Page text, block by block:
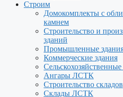
Строим
Домокомплекты с
камнем
Строительство и
зданий
Промышленные
Коммерческие здания
Сельскохозяйственные
Ангары ЛСТК
Строительство складов
Склады ЛСТК